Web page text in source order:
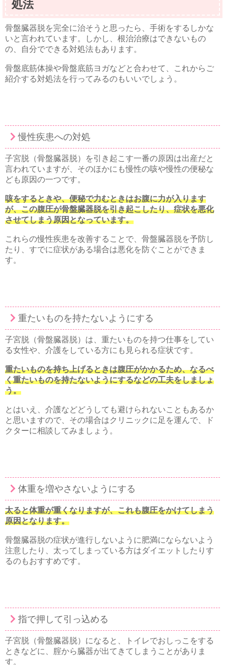
処法
骨盤臓器脱を完全に治そうと思ったら、手術をするしかな
いと言われています。しかし、根治治療はできないもの
の、自分でできる対処法もあります。
骨盤底筋体操や骨盤底筋ヨガなどと合わせて、これからご
紹介する対処法を行ってみるのもいいでしょう。
慢性疾患への対処
子宮脱（骨盤臓器脱）を引き起こす一番の原因は出産だと
言われていますが、そのほかにも慢性の咳や慢性の便秘な
ども原因の一つです。
咳をするときや、便秘で力むときはお腹に力が入ります
が、この腹圧が骨盤臓器脱を引き起こしたり、症状を悪化
させてしまう原因となっています。
これらの慢性疾患を改善することで、骨盤臓器脱を予防し
たり、すでに症状がある場合は悪化を防ぐことができま
す。
重たいものを持たないようにする
子宮脱（骨盤臓器脱）は、重たいものを持つ仕事をしてい
る女性や、介護をしている方にも見られる症状です。
重たいものを持ち上げるときは腹圧がかかるため、なるべ
く重たいものを持たないようにするなどの工夫をしましょ
う。
とはいえ、介護などどうしても避けられないこともあるか
と思いますので、その場合はクリニックに足を運んで、ド
クターに相談してみましょう。
体重を増やさないようにする
太ると体重が重くなりますが、これも腹圧をかけてしまう
原因となります。
骨盤臓器脱の症状が進行しないように肥満にならないよう
注意したり、太ってしまっている方はダイエットしたりす
るのもおすすめです。
指で押して引っ込める
子宮脱（骨盤臓器脱）になると、トイレでおしっこをする
ときなどに、腟から臓器が出てきてしまうことがありま
す。